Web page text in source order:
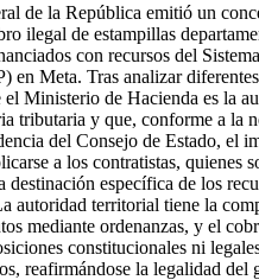
de la República emitió un
ilegal de estampillas
con recursos del
en Meta. Tras analizar
Ministerio de Hacienda es la
tributaria y que, conforme a la
del Consejo de Estado, el
a los contratistas, quienes
destinación específica de los
autori­dad territorial tiene la
mediante ordenanzas, y el
constitucionales ni
reafirmándose la legalidad del